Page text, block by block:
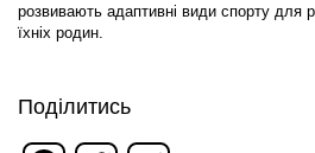
розвивають адаптивні види спорту для
їхніх родин.
Поділитись